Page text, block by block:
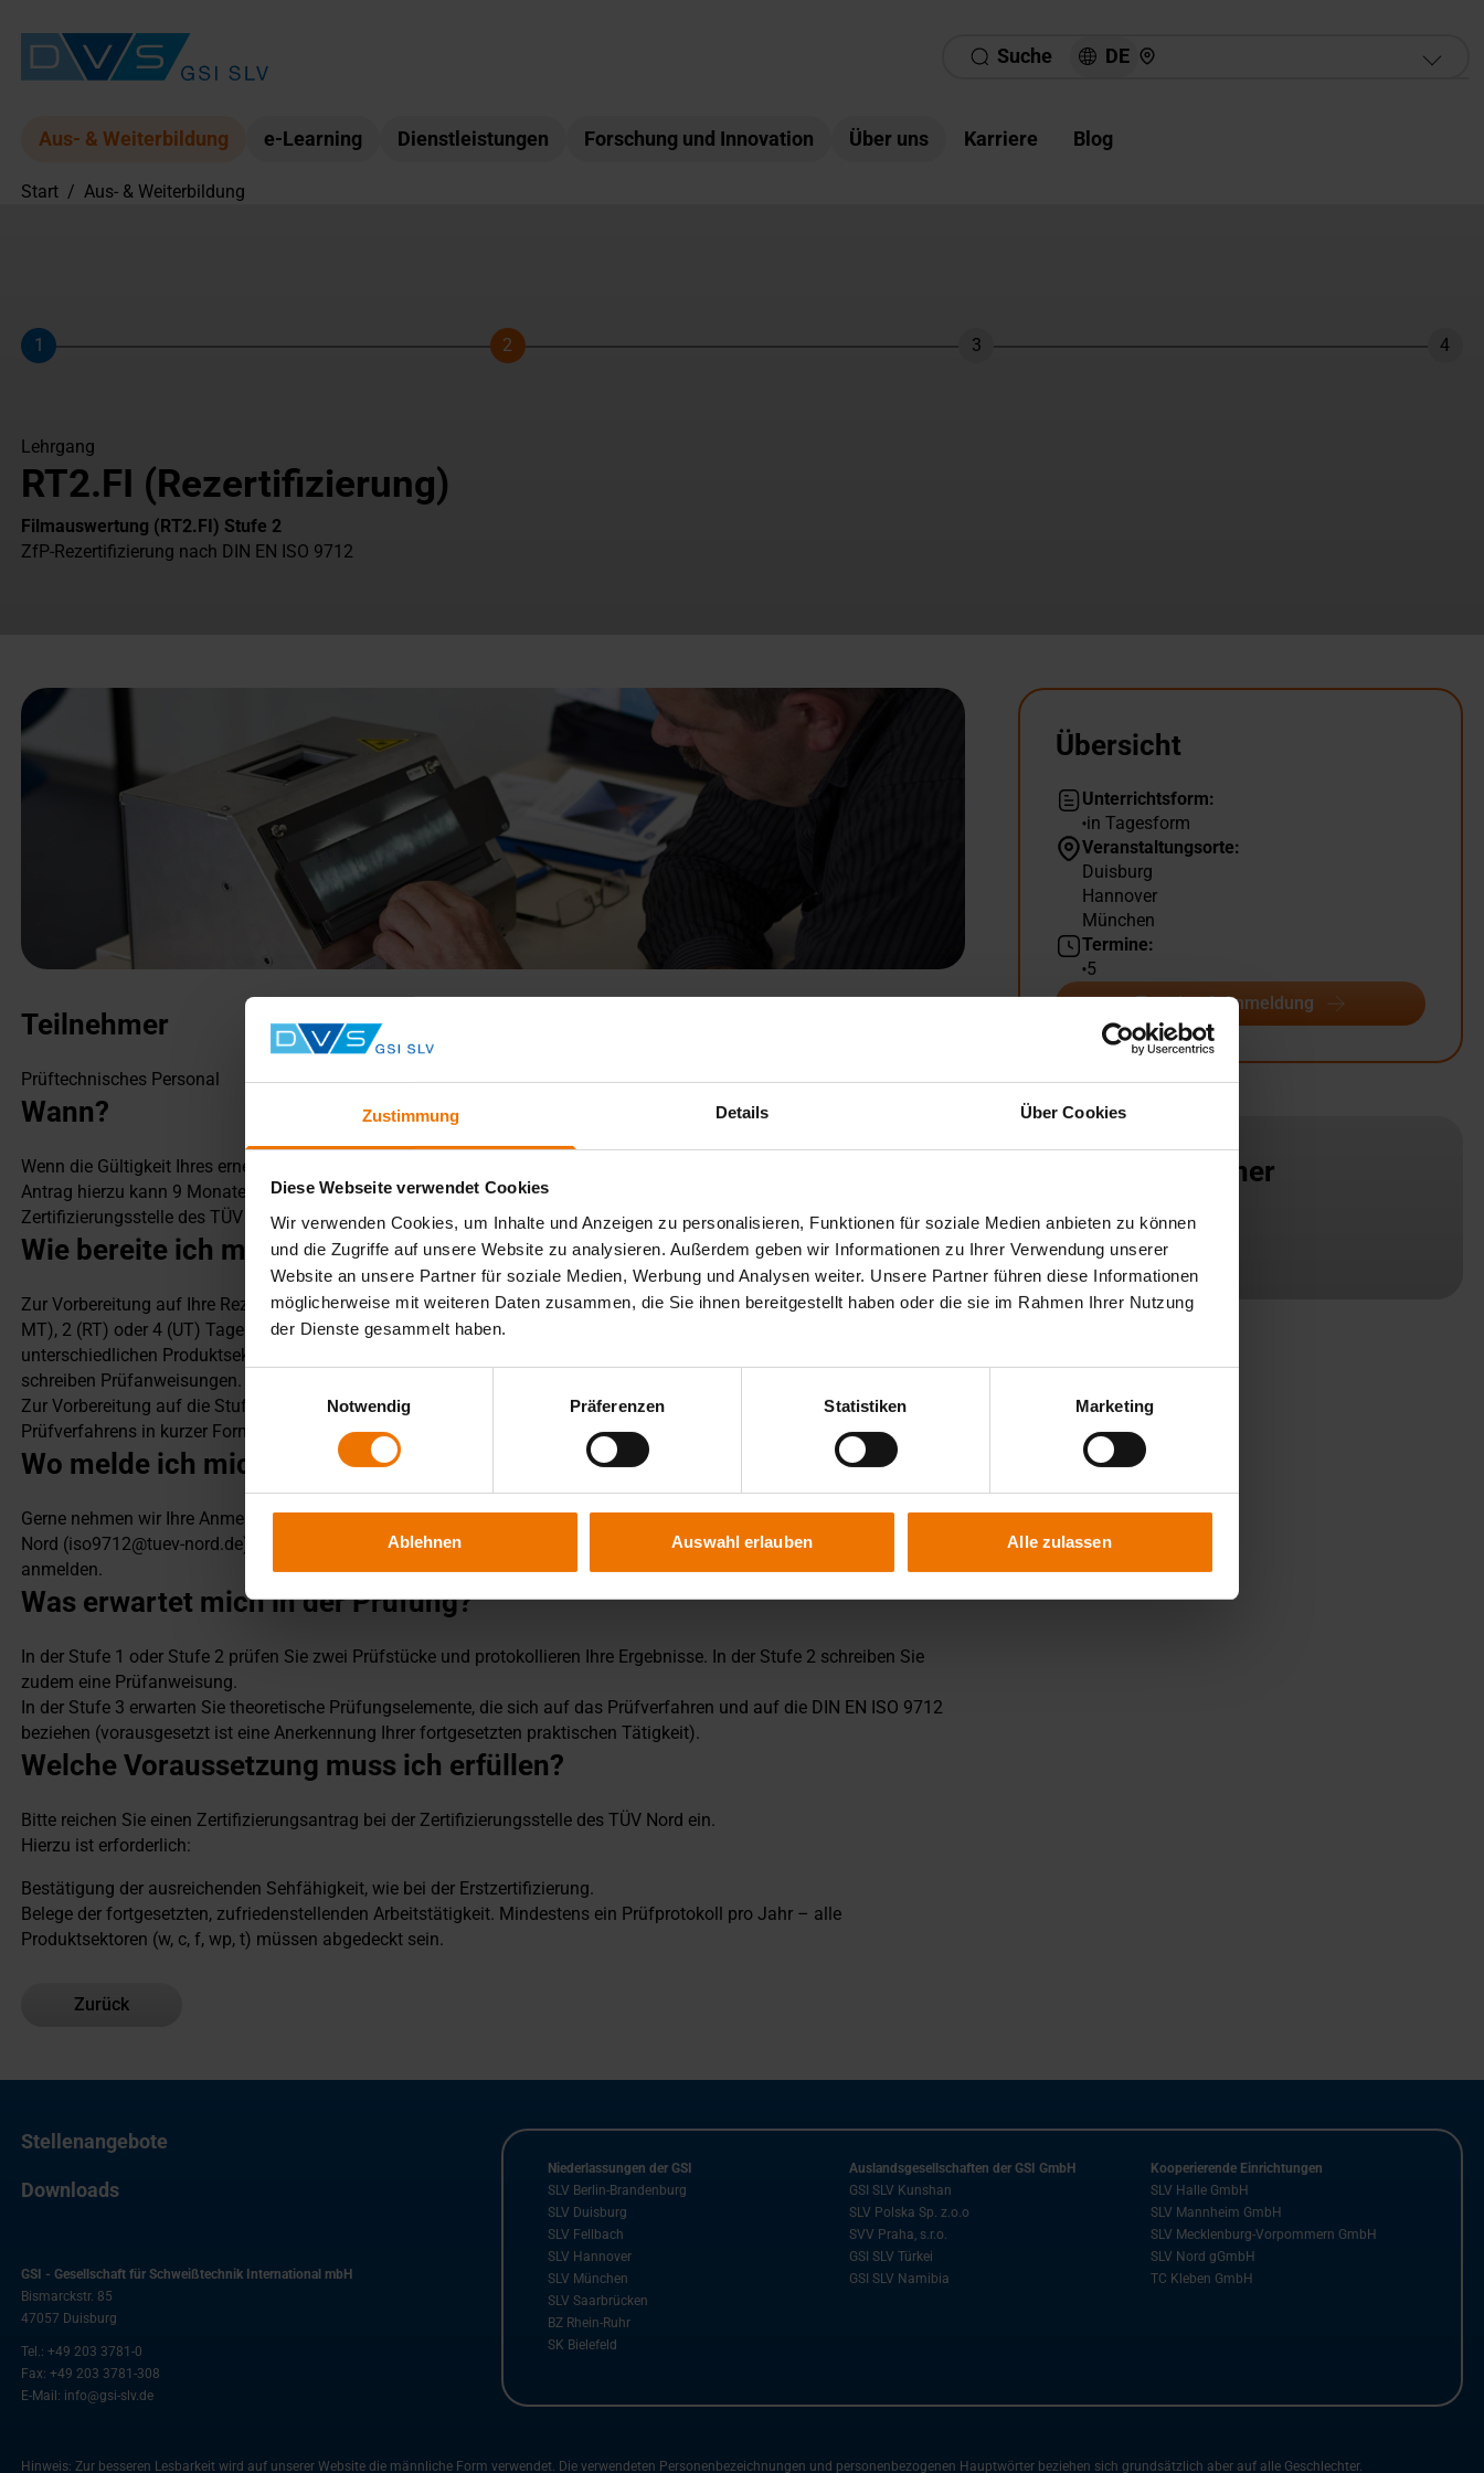
Zustimmung Details Über Cookies
Diese Webseite verwendet Cookies
Wir verwenden Cookies, um Inhalte und Anzeigen zu personalisieren, Funktionen für soziale Medien anbieten zu können
und die Zugriffe auf unsere Website zu analysieren. Außerdem geben wir Informationen zu Ihrer Verwendung unserer
Website an unsere Partner für soziale Medien, Werbung und Analysen weiter. Unsere Partner führen diese Informationen
möglicherweise mit weiteren Daten zusammen, die Sie ihnen bereitgestellt haben oder die sie im Rahmen Ihrer Nutzung
der Dienste gesammelt haben.
Notwendig
Präferenzen Statistiken Marketing
Ablehnen Auswahl erlauben Alle zulassen
Suche DE Hier finden Sie uns
Aus- & Weiterbildung e-Learning Dienstleistungen Forschung und Innovation Über uns Karriere Blog
Start / Aus- & Weiterbildung
Schritt
1
Schritt
2
Schritt
3 4
Lehrgang
RT2.FI (Rezertifizierung)
Filmauswertung (RT2.FI) Stufe 2
ZfP-Rezertifizierung nach DIN EN ISO 9712
Teilnehmer
Prüftechnisches Personal
Wann?
Wenn die Gültigkeit Ihres erneuerten Zertifikates nach 5 Jahren abläuft, kann das Zertifikat rezertifiziert werden. Der
Antrag hierzu kann 9 Monate vor und spätestens 12 Monate nach Ablauf der Gültigkeit Ihres aktuellen Zertifikates bei der
Zertifizierungsstelle des TÜV Nord gestellt werden.
Wie bereite ich mich vor?
Zur Vorbereitung auf Ihre Rezertifizierungsprüfung bieten wir Ihnen Vorbereitungslehrgänge mit einer Dauer von 1 (VT, PT,
MT), 2 (RT) oder 4 (UT) Tagen an. In Ihrer Vorbereitung besprechen wir mit Ihnen die aktuellen Normen zu den
unterschiedlichen Produktsektoren. Sie prüfen mit unserer Laboreinrichtung Prüfstücke, protokollieren die Ergebnisse und
schreiben Prüfanweisungen.
Zur Vorbereitung auf die Stufe 3-Rezertifizierungsprüfung wiederholen wir mit Ihnen die theoretischen Inhalte des
Prüfverfahrens in kurzer Form und diskutieren mit Ihnen die aktuelle Version der Norm DIN EN ISO 9712.
Wo melde ich mich an?
Gerne nehmen wir Ihre Anmeldung in unserer Lehrgangsanmeldung der SLV oder bei der Zertifizierungsstelle des TÜV
Nord (iso9712@tuev-nord.de) entgegen. Alternativ können Sie Ihre Rezertifizierung direkt über unsere Homepage
anmelden.
Was erwartet mich in der Prüfung?
In der Stufe 1 oder Stufe 2 prüfen Sie zwei Prüfstücke und protokollieren Ihre Ergebnisse. In der Stufe 2 schreiben Sie
zudem eine Prüfanweisung.
In der Stufe 3 erwarten Sie theoretische Prüfungselemente, die sich auf das Prüfverfahren und auf die DIN EN ISO 9712
beziehen (vorausgesetzt ist eine Anerkennung Ihrer fortgesetzten praktischen Tätigkeit).
Welche Voraussetzung muss ich erfüllen?
Bitte reichen Sie einen Zertifizierungsantrag bei der Zertifizierungsstelle des TÜV Nord ein.
Hierzu ist erforderlich:
Bestätigung der ausreichenden Sehfähigkeit, wie bei der Erstzertifizierung.
Belege der fortgesetzten, zufriedenstellenden Arbeitstätigkeit. Mindestens ein Prüfprotokoll pro Jahr – alle
Produktsektoren (w, c, f, wp, t) müssen abgedeckt sein.
Zurück
Übersicht
Unterrichtsform:
in Tagesform
Veranstaltungsorte:
Duisburg
Hannover
München
Termine:
5
Termine & Anmeldung
Ansprechpartner
Standort
Stellenangebote
Downloads
GSI - Gesellschaft für Schweißtechnik International mbH
Bismarckstr. 85
47057 Duisburg
Tel.: +49 203 3781-0
Fax: +49 203 3781-308
E-Mail: info@gsi-slv.de
Niederlassungen der GSI
SLV Berlin-Brandenburg
SLV Duisburg
SLV Fellbach
SLV Hannover
SLV München
SLV Saarbrücken
BZ Rhein-Ruhr
SK Bielefeld
Auslandsgesellschaften der GSI GmbH
GSI SLV Kunshan
SLV Polska Sp. z.o.o
SVV Praha, s.r.o.
GSI SLV Türkei
GSI SLV Namibia
Kooperierende Einrichtungen
SLV Halle GmbH
SLV Mannheim GmbH
SLV Mecklenburg-Vorpommern GmbH
SLV Nord gGmbH
TC Kleben GmbH
Hinweis: Zur besseren Lesbarkeit wird auf unserer Website die männliche Form verwendet. Die verwendeten Personenbezeichnungen und personenbezogenen Hauptwörter beziehen sich grundsätzlich aber auf alle Geschlechter.